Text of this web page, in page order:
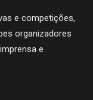
e competições,
organizadores
e